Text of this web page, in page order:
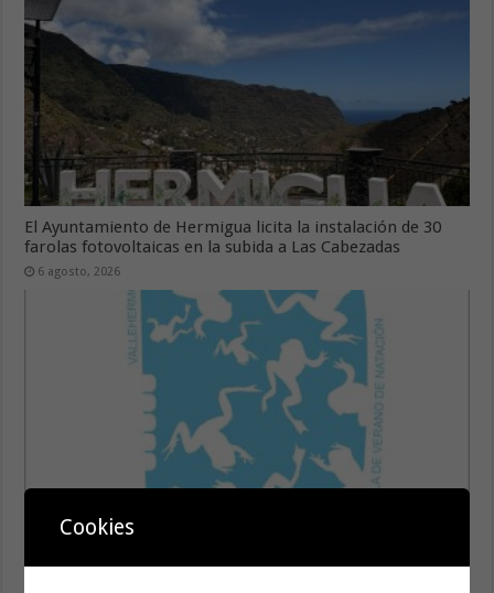
El Ayuntamiento de Hermigua licita la instalación de 30
farolas fotovoltaicas en la subida a Las Cabezadas
6 agosto, 2026
programa de actividades para la juventud del municipio
Cookies